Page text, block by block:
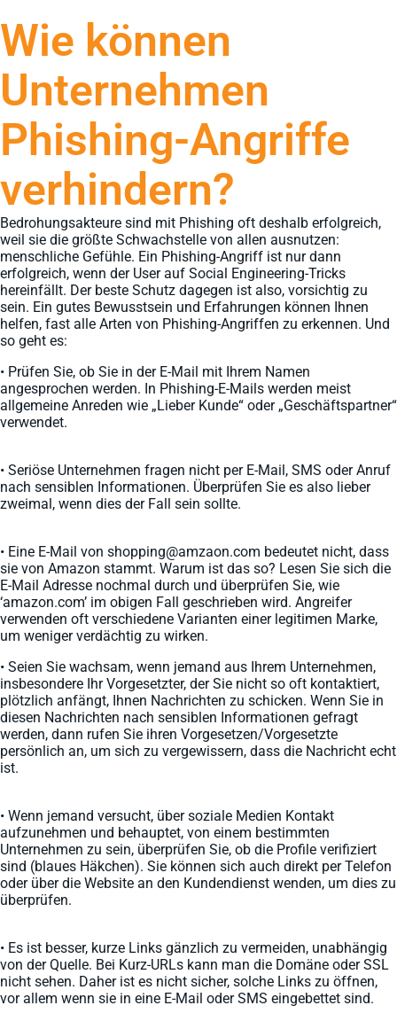
Wie können
Unternehmen
Phishing-Angriffe
verhindern?
Bedrohungsakteure sind mit Phishing oft deshalb erfolgreich,
weil sie die größte Schwachstelle von allen ausnutzen:
menschliche Gefühle. Ein Phishing-Angriff ist nur dann
erfolgreich, wenn der User auf Social Engineering-Tricks
hereinfällt. Der beste Schutz dagegen ist also, vorsichtig zu
sein. Ein gutes Bewusstsein und Erfahrungen können Ihnen
helfen, fast alle Arten von Phishing-Angriffen zu erkennen. Und
so geht es:
• Prüfen Sie, ob Sie in der E-Mail mit Ihrem Namen
angesprochen werden. In Phishing-E-Mails werden meist
allgemeine Anreden wie „Lieber Kunde“ oder „Geschäftspartner“
verwendet.
• Seriöse Unternehmen fragen nicht per E-Mail, SMS oder Anruf
nach sensiblen Informationen. Überprüfen Sie es also lieber
zweimal, wenn dies der Fall sein sollte.
• Eine E-Mail von shopping@amzaon.com bedeutet nicht, dass
sie von Amazon stammt. Warum ist das so? Lesen Sie sich die
E-Mail Adresse nochmal durch und überprüfen Sie, wie
‘amazon.com’ im obigen Fall geschrieben wird. Angreifer
verwenden oft verschiedene Varianten einer legitimen Marke,
um weniger verdächtig zu wirken.
• Seien Sie wachsam, wenn jemand aus Ihrem Unternehmen,
insbesondere Ihr Vorgesetzter, der Sie nicht so oft kontaktiert,
plötzlich anfängt, Ihnen Nachrichten zu schicken. Wenn Sie in
diesen Nachrichten nach sensiblen Informationen gefragt
werden, dann rufen Sie ihren Vorgesetzen/Vorgesetzte
persönlich an, um sich zu vergewissern, dass die Nachricht echt
ist.
• Wenn jemand versucht, über soziale Medien Kontakt
aufzunehmen und behauptet, von einem bestimmten
Unternehmen zu sein, überprüfen Sie, ob die Profile verifiziert
sind (blaues Häkchen). Sie können sich auch direkt per Telefon
oder über die Website an den Kundendienst wenden, um dies zu
überprüfen.
• Es ist besser, kurze Links gänzlich zu vermeiden, unabhängig
von der Quelle. Bei Kurz-URLs kann man die Domäne oder SSL
nicht sehen. Daher ist es nicht sicher, solche Links zu öffnen,
vor allem wenn sie in eine E-Mail oder SMS eingebettet sind.